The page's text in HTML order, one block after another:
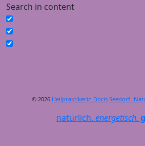
Search in content
© 2026 Heilpraktikerin Doris Seedorf-
natürlich. energetisch.